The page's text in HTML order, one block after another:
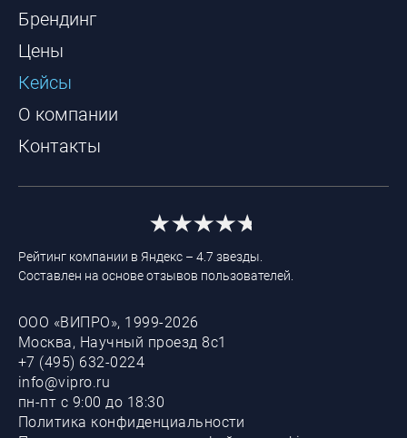
Брендинг
Цены
Кейсы
О компании
Контакты
ООО «ВИПРО», 1999-2026
Москва, Научный проезд 8с1
+7 (495) 632-0224
info@vipro.ru
пн-пт с 9:00 до 18:30
Политика конфиденциальности
Рейтинг компании в Яндекс – 4.7 звезды.
Составлен на основе отзывов пользователей.